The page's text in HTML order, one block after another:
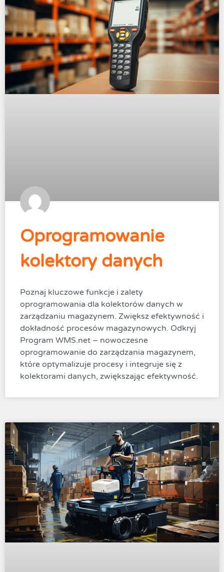
Oprogramowanie
kolektory danych
Poznaj kluczowe funkcje i zalety
oprogramowania dla kolektorów danych w
zarządzaniu magazynem. Zwiększ efektywność i
dokładność procesów magazynowych. Odkryj
Program WMS.net – nowoczesne
oprogramowanie do zarządzania magazynem,
które optymalizuje procesy i integruje się z
kolektorami danych, zwiększając efektywność.